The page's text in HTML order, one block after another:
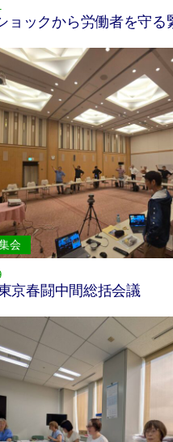
ョックから労働者を守る
会
京春闘中間総括会議